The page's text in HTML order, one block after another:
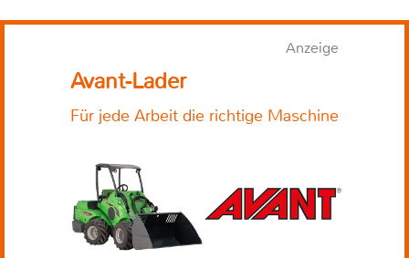
Anzeige
Avant-Lader
Für jede Arbeit die richtige Maschine